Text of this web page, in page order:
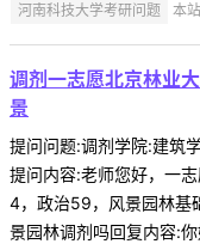
河南科技大学考研问题 本
调剂一志愿北京林业
景
提问问题:调剂学院:建
提问内容:老师您好，一
4，政治59，风景园林基
景园林调剂吗回复内容: